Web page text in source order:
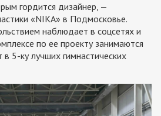
гордится дизайнер, —
«NIKA» в Подмосковье.
наблюдает в соцсетях и
по ее проекту занимаются
5-ку лучших гимнастических